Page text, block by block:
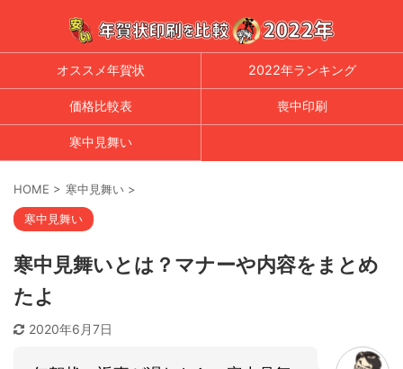
オススメ年賀状 2022年ランキング
価格比較表 喪中印刷
寒中見舞い
HOME > 寒中見舞い >
寒中見舞い
寒中見舞いとは？マナーや内容をまとめ
たよ
2020年6月7日